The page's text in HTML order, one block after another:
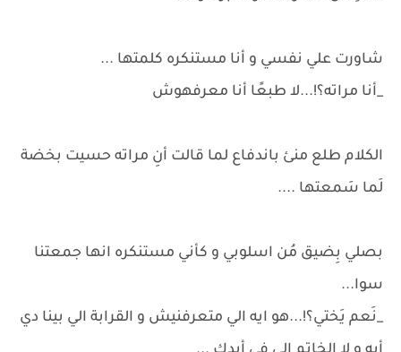
شاورت علي نفسي و أنا مستنكره كلمتها ...
_أنا مراته؟!...لا طبعًا أنا معرفهوش
الكلام طلع منئ باندفاع لما قالت أنِ مراته حسيت بخضة
لَما سَمعتها ....
بصلي بِضيق مُن اسلوبي و كأني مستنكره انها جمعتنا
سوا...
_نَعم يَختي؟!...هو ايه الي متعرفنيش و القرابة الي بينا دي